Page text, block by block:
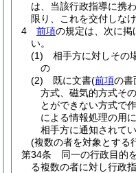
は、当該行政指導に携
限り、これを交付しな
4
前項の規定は、次に掲
い。
(1)
相手方に対しその
の
(2)
既に文書(前項の書
方式、磁気的方式そ
とができない方式で
による情報処理の用
相手方に通知されて
(複数の者を対象とする
第34条
同一の行政目的
る複数の者に対し行政